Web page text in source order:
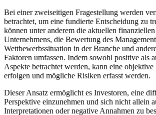
Bei einer zweiseitigen Fragestellung werden
betrachtet, um eine fundierte Entscheidung zu
können unter anderem die aktuellen finanziellen
Unternehmens, die Bewertung des
Wettbewerbssituation in der Branche und
Faktoren umfassen. Indem sowohl positive als
Aspekte betrachtet werden, kann eine
erfolgen und mögliche Risiken erfasst werden.
Dieser Ansatz ermöglicht es Investoren, eine
Perspektive einzunehmen und sich nicht allein
Interpretationen oder negative Annahmen zu